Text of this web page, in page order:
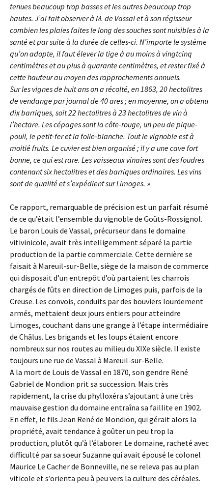
tenues beaucoup trop basses et les autres beaucoup trop
hautes. J’ai fait observer à M. de Vassal et à son régisseur
combien les plaies faites le long des souches sont nuisibles à la
santé et par suite à la durée de celles-ci. N’importe le système
qu’on adopte, il faut élever la tige à au moins à vingtcinq
centimètres et au plus à quarante centimètres, et rester fixé à
cette hauteur au moyen des rapprochements annuels.
Sur les vignes de huit ans on a récolté, en 1863, 20 hectolitres
de vendange par journal de 40 ares ; en moyenne, on a obtenu
dix barriques, soit 22 hectolitres à 23 hectolitres de vin à
l’hectare. Les cépages sont la côte-rouge, un peu de pique-
pouil, le petit-fer et la folle-blanche. Tout le vignoble est à
moitié fruits. Le cuvier est bien organisé ; il y a une cave fort
bonne, ce qui est rare. Les vaisseaux vinaires sont des foudres
contenant six hectolitres et des barriques ordinaires. Les vins
sont de qualité et s’expédient sur Limoges. »
Ce rapport, remarquable de précision est un parfait résumé
de ce qu’était l’ensemble du vignoble de Goûts-Rossignol.
Le baron Louis de Vassal, précurseur dans le domaine
vitivinicole, avait très intelligemment séparé la partie
production de la partie commerciale. Cette dernière se
faisait à Mareuil-sur-Belle, siège de la maison de commerce
qui disposait d’un entrepôt d’où partaient les charrois
chargés de fûts en direction de Limoges puis, parfois de la
Creuse. Les convois, conduits par des bouviers lourdement
armés, mettaient deux jours entiers pour atteindre
Limoges, couchant dans une grange à l’étape intermédiaire
de Châlus. Les brigands et les loups étaient encore
nombreux sur nos routes au milieu du XIXe siècle. Il existe
toujours une rue de Vassal à Mareuil-sur-Belle.
A la mort de Louis de Vassal en 1870, son gendre René
Gabriel de Mondion prit sa succession. Mais très
rapidement, la crise du phylloxéra s’ajoutant à une très
mauvaise gestion du domaine entraîna sa faillite en 1902.
En effet, le fils Jean René de Mondion, qui gérait alors la
propriété, avait tendance à goûter un peu trop la
production, plutôt qu’à l’élaborer. Le domaine, racheté avec
difficulté par sa soeur Suzanne qui avait épousé le colonel
Maurice Le Cacher de Bonneville, ne se releva pas au plan
viticole et s’orienta peu à peu vers la culture des céréales.